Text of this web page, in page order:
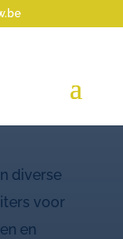
diverse
voor
en